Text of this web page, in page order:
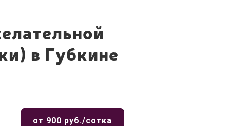
в Губкине
от 900 руб./сотка